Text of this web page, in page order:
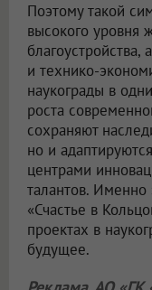
Поэтому такой
высокого уровня
благоустройства,
и технико-
наукограды в
роста
сохраняют
но и
центрами
талантов.
«Счастье в
проектах в
будущее.